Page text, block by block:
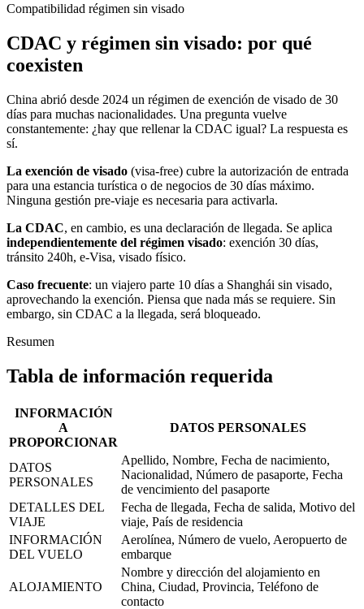
Compatibilidad régimen sin visado
CDAC y régimen sin visado: por qué
coexisten
China abrió desde 2024 un régimen de exención de visado de 30
días para muchas nacionalidades. Una pregunta vuelve
constantemente: ¿hay que rellenar la CDAC igual? La respuesta es
sí.
La exención de visado (visa-free) cubre la autorización de entrada
para una estancia turística o de negocios de 30 días máximo.
Ninguna gestión pre-viaje es necesaria para activarla.
La CDAC, en cambio, es una declaración de llegada. Se aplica
independientemente del régimen visado: exención 30 días,
tránsito 240h, e-Visa, visado físico.
Caso frecuente: un viajero parte 10 días a Shanghái sin visado,
aprovechando la exención. Piensa que nada más se requiere. Sin
embargo, sin CDAC a la llegada, será bloqueado.
Resumen
Tabla de información requerida
INFORMACIÓN
A
PROPORCIONAR
DATOS PERSONALES
DATOS
PERSONALES
Apellido, Nombre, Fecha de nacimiento,
Nacionalidad, Número de pasaporte, Fecha
de vencimiento del pasaporte
DETALLES DEL
VIAJE
Fecha de llegada, Fecha de salida, Motivo del
viaje, País de residencia
INFORMACIÓN
DEL VUELO
Aerolínea, Número de vuelo, Aeropuerto de
embarque
ALOJAMIENTO
Nombre y dirección del alojamiento en
China, Ciudad, Provincia, Teléfono de
contacto